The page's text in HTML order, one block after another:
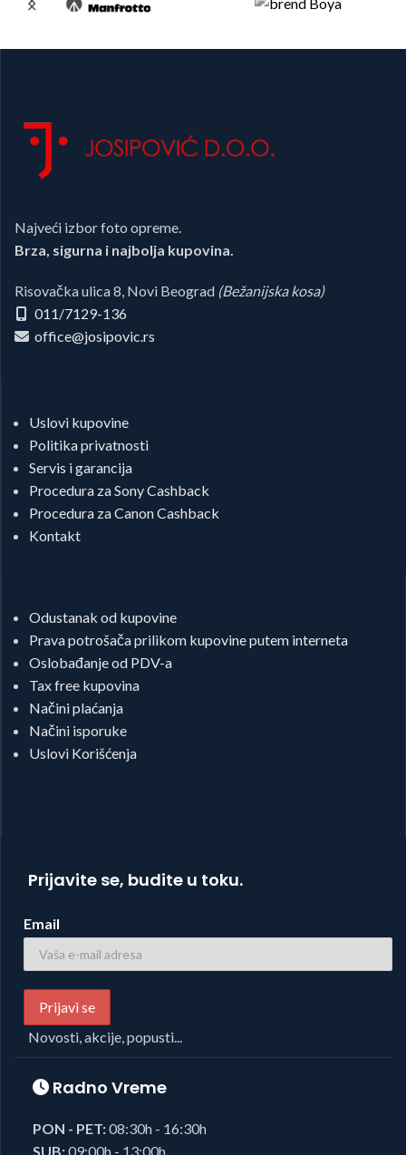
Najveći izbor foto opreme.
Brza, sigurna i najbolja kupovina.
Risovačka ulica 8, Novi Beograd (Bežanijska kosa)
011/7129-136
office@josipovic.rs
Uslovi kupovine
Politika privatnosti
Servis i garancija
Procedura za Sony Cashback
Procedura za Canon Cashback
Kontakt
Odustanak od kupovine
Prava potrošača prilikom kupovine putem interneta
Oslobađanje od PDV-a
Tax free kupovina
Načini plaćanja
Načini isporuke
Uslovi Korišćenja
Prijavite se, budite u toku.
Email
Novosti, akcije, popusti...
Radno Vreme
PON - PET:08:30h - 16:30h
SUB:09:00h - 13:00h